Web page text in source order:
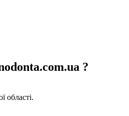
?
області.